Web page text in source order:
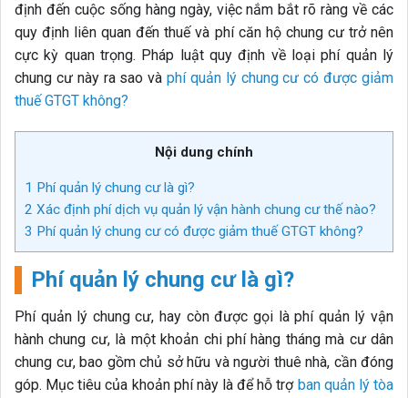
định đến cuộc sống hàng ngày, việc nắm bắt rõ ràng về các
quy định liên quan đến thuế và phí căn hộ chung cư trở nên
cực kỳ quan trọng. Pháp luật quy định về loại phí quản lý
chung cư này ra sao vàphí quản lý chung cư có được giảm
thuế GTGT không?
Nội dung chính
1 Phí quản lý chung cư là gì?
2 Xác định phí dịch vụ quản lý vận hành chung cư thế nào?
3 Phí quản lý chung cư có được giảm thuế GTGT không?
Phí quản lý chung cư là gì?
Phí quản lý chung cư, hay còn được gọi là phí quản lý vận
hành chung cư, là một khoản chi phí hàng tháng mà cư dân
chung cư, bao gồm chủ sở hữu và người thuê nhà, cần đóng
góp. Mục tiêu của khoản phí này là để hỗ trợ ban quản lý tòa